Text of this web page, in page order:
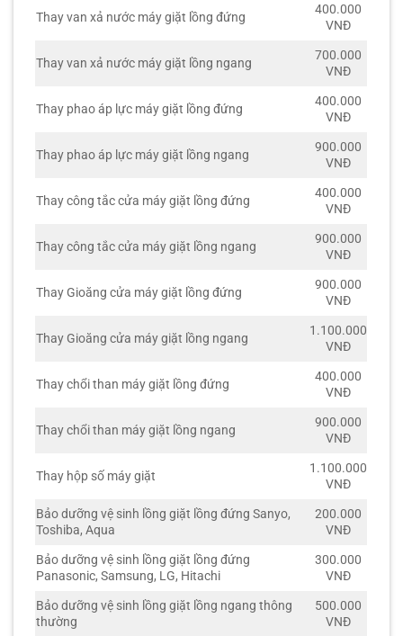
Thay van xả nước máy giặt lồng đứng
400.000
VNĐ
Thay van xả nước máy giặt lồng ngang
700.000
VNĐ
Thay phao áp lực máy giặt lồng đứng
400.000
VNĐ
Thay phao áp lực máy giặt lồng ngang
900.000
VNĐ
Thay công tắc cửa máy giặt lồng đứng
400.000
VNĐ
Thay công tắc cửa máy giặt lồng ngang
900.000
VNĐ
Thay Gioăng cửa máy giặt lồng đứng
900.000
VNĐ
Thay Gioăng cửa máy giặt lồng ngang
1.100.000
VNĐ
Thay chổi than máy giặt lồng đứng
400.000
VNĐ
Thay chổi than máy giặt lồng ngang
900.000
VNĐ
Thay hộp số máy giặt
1.100.000
VNĐ
Bảo dưỡng vệ sinh lồng giặt lồng đứng Sanyo,
Toshiba, Aqua
200.000
VNĐ
Bảo dưỡng vệ sinh lồng giặt lồng đứng
Panasonic, Samsung, LG, Hitachi
300.000
VNĐ
Bảo dưỡng vệ sinh lồng giặt lồng ngang thông
thường
500.000
VNĐ